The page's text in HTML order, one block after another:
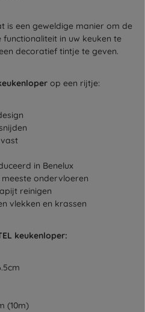
is een geweldige manier om de
in uw keuken te
decoratief tintje te geven.
op een rijtje:
in Benelux
ondervloeren
reinigen
vlekken en krassen
keukenloper:
(10m)